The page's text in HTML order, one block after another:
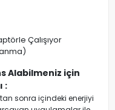
Çalışıyor
Alabilmeniz için
:
sonra içindeki enerjiyi